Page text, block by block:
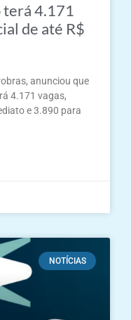
terá 4.171
de até R$
anunciou que
4.171 vagas,
e 3.890 para
NOTÍCIAS